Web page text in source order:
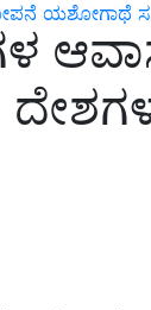
ಯಶೋಗಾಥೆ